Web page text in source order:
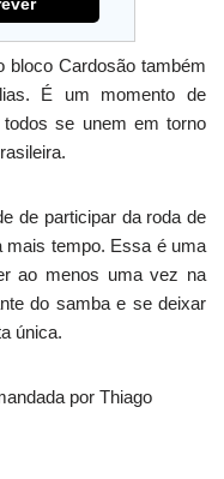
bloco Cardosão também
É um momento de
se unem em torno
de participar da roda de
mais tempo. Essa é uma
ao menos uma vez na
do samba e se deixar
única.
por Thiago